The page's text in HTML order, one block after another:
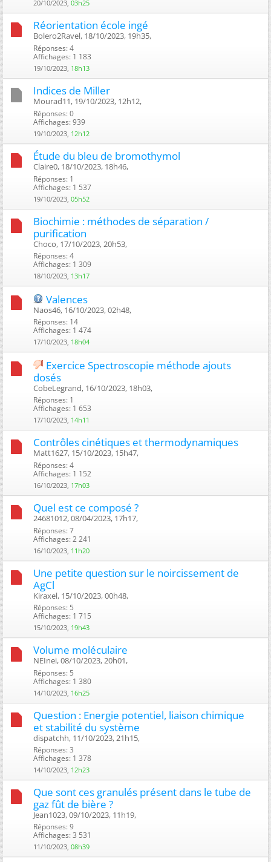
20/10/2023, 03h25
Réorientation école ingé
Bolero2Ravel, 18/10/2023, 19h35, ‎
Réponses: 4
Affichages: 1 183
19/10/2023, 18h13
Indices de Miller
Mourad11, 19/10/2023, 12h12, ‎
Réponses: 0
Affichages: 939
19/10/2023, 12h12
Étude du bleu de bromothymol
Claire0, 18/10/2023, 18h46, ‎
Réponses: 1
Affichages: 1 537
19/10/2023, 05h52
Biochimie : méthodes de séparation /
purification
Choco, 17/10/2023, 20h53, ‎
Réponses: 4
Affichages: 1 309
18/10/2023, 13h17
Valences
Naos46, 16/10/2023, 02h48, ‎
Réponses: 14
Affichages: 1 474
17/10/2023, 18h04
Exercice Spectroscopie méthode ajouts
dosés
CobeLegrand, 16/10/2023, 18h03, ‎
Réponses: 1
Affichages: 1 653
17/10/2023, 14h11
Contrôles cinétiques et thermodynamiques
Matt1627, 15/10/2023, 15h47, ‎
Réponses: 4
Affichages: 1 152
16/10/2023, 17h03
Quel est ce composé ?
24681012, 08/04/2023, 17h17, ‎
Réponses: 7
Affichages: 2 241
16/10/2023, 11h20
Une petite question sur le noircissement de
AgCl
Kiraxel, 15/10/2023, 00h48, ‎
Réponses: 5
Affichages: 1 715
15/10/2023, 19h43
Volume moléculaire
NEInei, 08/10/2023, 20h01, ‎
Réponses: 5
Affichages: 1 380
14/10/2023, 16h25
Question : Energie potentiel, liaison chimique
et stabilité du système
dispatchh, 11/10/2023, 21h15, ‎
Réponses: 3
Affichages: 1 378
14/10/2023, 12h23
Que sont ces granulés présent dans le tube de
gaz fût de bière ?
Jean1023, 09/10/2023, 11h19, ‎
Réponses: 9
Affichages: 3 531
11/10/2023, 08h39